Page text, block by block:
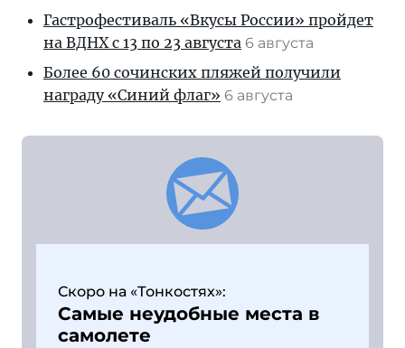
Гастрофестиваль «Вкусы России» пройдет
на ВДНХ с 13 по 23 августа 6 августа
Более 60 сочинских пляжей получили
награду «Синий флаг» 6 августа
Скоро на «Тонкостях»:
Самые неудобные места в
самолете